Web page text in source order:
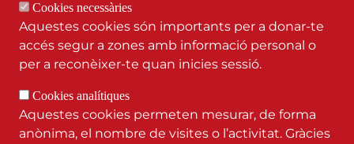
Cookies necessàries
Aquestes cookies són importants per a donar-te
accés segur a zones amb informació personal o
per a reconèixer-te quan inicies sessió.
Cookies analítiques
Aquestes cookies permeten mesurar, de forma
anònima, el nombre de visites o l’activitat. Gràcies
Contact and location
Canal de denúncies